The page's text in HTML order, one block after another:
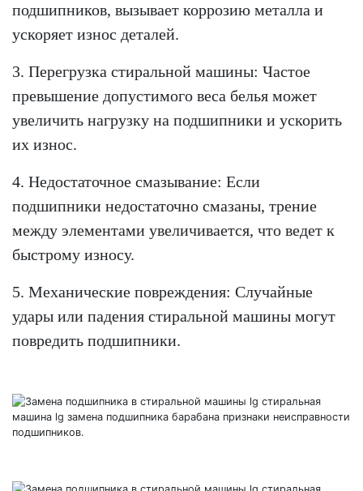
подшипников, вызывает коррозию металла и
ускоряет износ деталей.
3. Перегрузка стиральной машины: Частое
превышение допустимого веса белья может
увеличить нагрузку на подшипники и ускорить
их износ.
4. Недостаточное смазывание: Если
подшипники недостаточно смазаны, трение
между элементами увеличивается, что ведет к
быстрому износу.
5. Механические повреждения: Случайные
удары или падения стиральной машины могут
повредить подшипники.